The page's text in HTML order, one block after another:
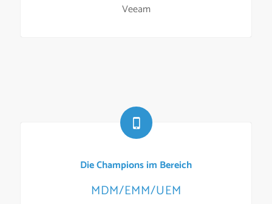
Veeam
Die Champions im Bereich
MDM/EMM/UEM